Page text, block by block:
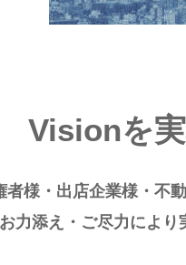
Visionを
者様・出店企業様・不
力添え・ご尽力により